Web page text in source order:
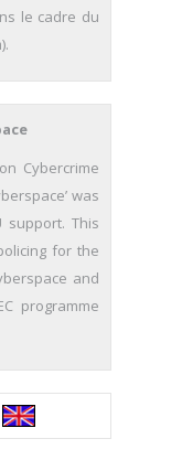
le cadre du
Cybercrime
was
support. This
for the
and
programme